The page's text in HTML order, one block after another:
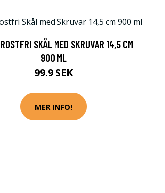
SKÅL MED SKRUVAR 14,5 CM
900 ML
99.9 SEK
MER INFO!